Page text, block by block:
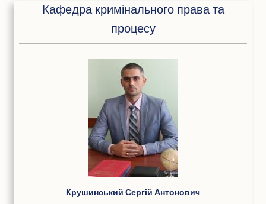
Кафедра кримінального права та
процесу
Крушинський Сергій Антонович